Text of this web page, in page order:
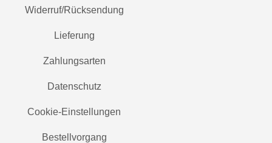
Widerruf/Rücksendung
Lieferung
Zahlungsarten
Datenschutz
Cookie-Einstellungen
Bestellvorgang